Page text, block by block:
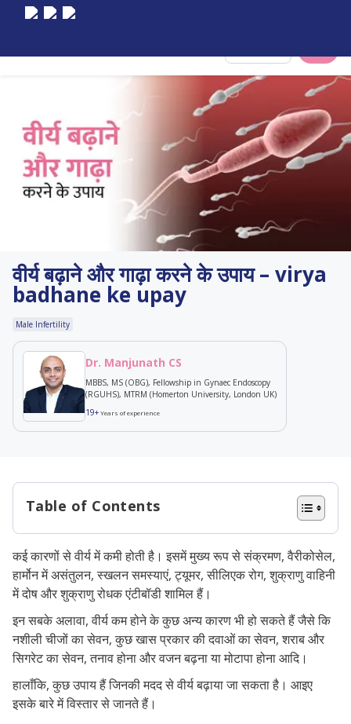
वीर्य बढ़ाने और गाढ़ा करने के उपाय – virya
badhane ke upay
Male Infertility
Dr. Manjunath CS
MBBS, MS (OBG), Fellowship in Gynaec Endoscopy
(RGUHS), MTRM (Homerton University, London UK)
19+Years of experience
Table of Contents
गर्भावस्था के लिए सामान्य शुक्राणु संख्या
कम शुक्राणु संख्या के संकेत
स्पर्म काउंट कम होने के कारण
वीर्य बढ़ाने के उपाय
शुक्राणु बढ़ाने के लिए क्या खाना चाहिए?
स्वस्थ आहार बनाए रखें:
कई कारणों से वीर्य में कमी होती है। इसमें मुख्य रूप से संक्रमण, वैरीकोसेल,
हार्मोन में असंतुलन, स्खलन समस्याएं, ट्यूमर, सीलिएक रोग, शुक्राणु वाहिनी
में दोष और शुक्राणु रोधक एंटीबॉडी शामिल हैं।
इन सबके अलावा, वीर्य कम होने के कुछ अन्य कारण भी हो सकते हैं जैसे कि
नशीली चीजों का सेवन, कुछ खास प्रकार की दवाओं का सेवन, शराब और
सिगरेट का सेवन, तनाव होना और वजन बढ़ना या मोटापा होना आदि।
हालाँकि, कुछ उपाय हैं जिनकी मदद से वीर्य बढ़ाया जा सकता है। आइए
इसके बारे में विस्तार से जानते हैं।